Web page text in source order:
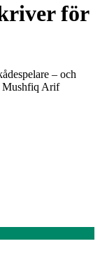
för
– och
Mushfiq Arif